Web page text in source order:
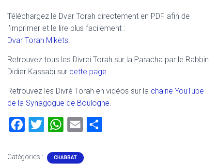
Téléchargez le Dvar Torah directement en PDF afin de
l’imprimer et le lire plus facilement :
Dvar Torah Mikets
Retrouvez tous les Divrei Torah sur la Paracha par le Rabbin
Didier Kassabi sur cette page.
Retrouvez les Divré Torah en vidéos sur la chaine YouTube
de la Synagogue de Boulogne
F
ce
T
tt
W
at
E
ai
Catégories : CHABBAT